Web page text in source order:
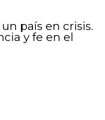
país en crisis.
y fe en el